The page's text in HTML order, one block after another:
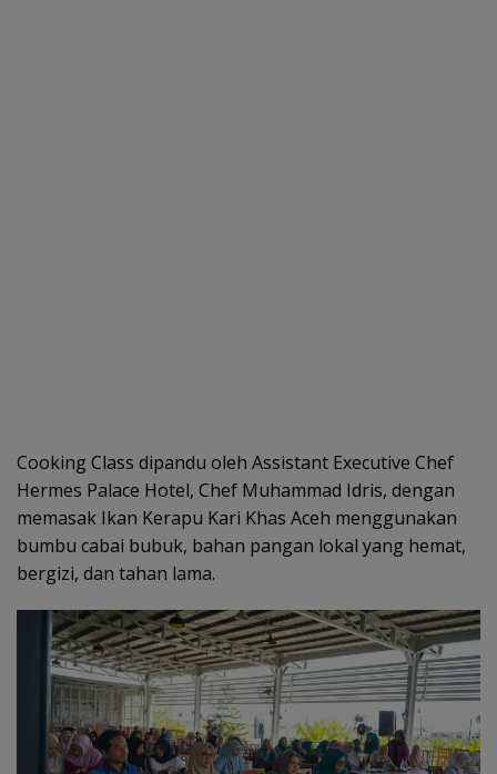
Cooking Class dipandu oleh Assistant Executive Chef
Hermes Palace Hotel, Chef Muhammad Idris, dengan
memasak Ikan Kerapu Kari Khas Aceh menggunakan
bumbu cabai bubuk, bahan pangan lokal yang hemat,
bergizi, dan tahan lama.